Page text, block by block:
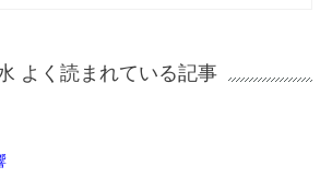
よく読まれている記事